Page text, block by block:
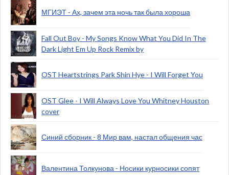
МГИЭТ - Ах, зачем эта ночь так была хороша
Fall Out Boy - My Songs Know What You Did In The
Dark Light Em Up Rock Remix by
OST Heartstrings Park Shin Hye - I Will Forget You
OST Glee - I Will Always Love You Whitney Houston
cover
Синий сборник - 8 Мир вам, настал общения час
Валентина Толкунова - Носики курносики сопят